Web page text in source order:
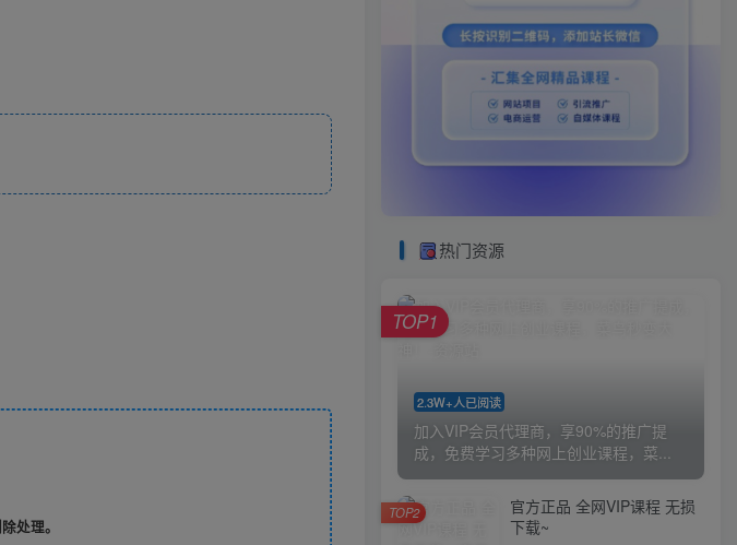
处理。
热门资源
2.3W+人已阅读
加入VIP会员代理商，享90%的推广提
成，免费学习多种网上创业课程，菜...
TOP1
官方正品 全网VIP课程 无损
下载~
TOP2